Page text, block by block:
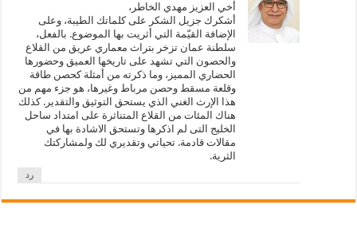
أخي العزيز مهدي الخاطر،
أشكرك جزيل الشكر على كلماتك الطيبة، وعلى
الإضافة القيّمة التي أثريت بها الموضوع. بالفعل،
سلطنة عمان تزخر بتراث معماري عريق من القلاع
والحصون التي تشهد على تاريخها العميق وحضورها
الحضاري المميز، وما ذكرته من أمثلة كحصن طاقة
وقلعة مسقط وحصن مرباط وغيرها، هو جزء مهم من
هذا الإرث الغني الذي يستحق التوثيق والتقدير. كذلك
هناك المئات من القلاع المتناثرة على امتداد ساحل
الخليج التى لم اذكرها وتستحق الاشادة بها في
مقالات قادمة. تحياتي وتقديري لك ولمشاركتك
الثرية.
رد